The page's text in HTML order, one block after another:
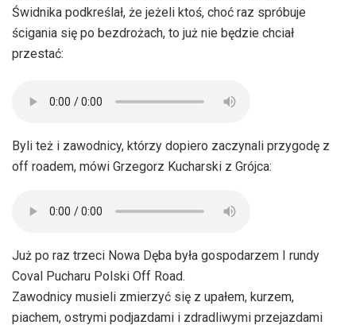
Świdnika podkreślał, że jeżeli ktoś, choć raz spróbuje
ścigania się po bezdrożach, to już nie będzie chciał
przestać:
Byli też i zawodnicy, którzy dopiero zaczynali przygodę z
off roadem, mówi Grzegorz Kucharski z Grójca:
Już po raz trzeci Nowa Dęba była gospodarzem I rundy
Coval Pucharu Polski Off Road.
Zawodnicy musieli zmierzyć się z upałem, kurzem,
piachem, ostrymi podjazdami i zdradliwymi przejazdami